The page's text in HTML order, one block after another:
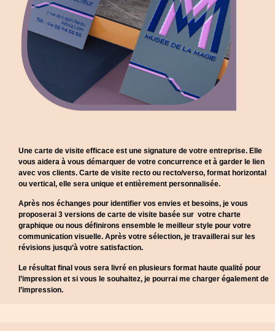
Une carte de visite efficace est une signature de votre entreprise. Elle
vous aidera à vous démarquer de votre concurrence et à garder le lien
avec vos clients. Carte de visite recto ou recto/verso, format horizontal
ou vertical, elle sera unique et entièrement personnalisée.
Après nos échanges pour identifier vos envies et besoins, je vous
proposerai 3 versions de carte de visite basée sur votre charte
graphique ou nous définirons ensemble le meilleur style pour votre
communication visuelle. Après votre sélection, je travaillerai sur les
révisions jusqu’à votre satisfaction.
Le résultat final vous sera livré en plusieurs format haute qualité pour
l’impression et si vous le souhaitez, je pourrai me charger également de
l’impression.